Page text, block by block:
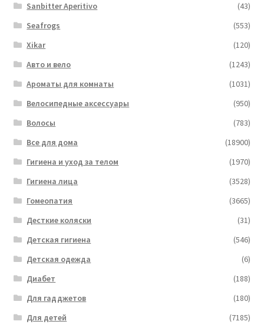
Sanbitter Aperitivo
(43)
Seafrogs
(553)
Xikar
(120)
Авто и вело
(1243)
Ароматы для комнаты
(1031)
Велосипедные аксессуары
(950)
Волосы
(783)
Все для дома
(18900)
Гигиена и уход за телом
(1970)
Гигиена лица
(3528)
Гомеопатия
(3665)
Десткие коляски
(31)
Детская гигиена
(546)
Детская одежда
(6)
Диабет
(188)
Для гадджетов
(180)
Для детей
(7185)